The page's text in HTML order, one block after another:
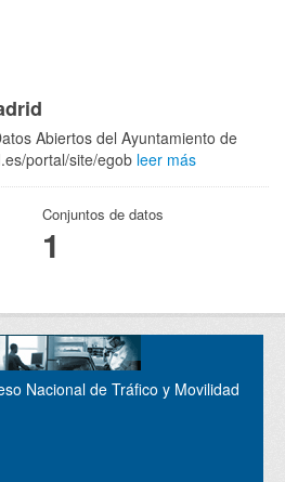
Abiertos del Ayuntamiento de
portal/site/egob leer más
Conjuntos de datos
1
Nacional de Tráfico y Movilidad